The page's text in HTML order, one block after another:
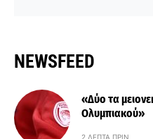
NEWSFEED
«Δύο τα
Ολυμπιακού»
2 ΛΕΠΤΆ ΠΡΙΝ